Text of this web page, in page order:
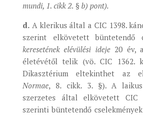
mundi, 1. cikk 2. § b) pont).
d. A klerikus által a CIC 1398.
szerint elkövetett büntetendő
keresetének elévülési ideje20 év,
életévétől telik (vö. CIC 1362.
Dikasztérium eltekinthet az
Normae, 8. cikk. 3. §). A
szerzetes által elkövetett CIC
szerinti büntetendő